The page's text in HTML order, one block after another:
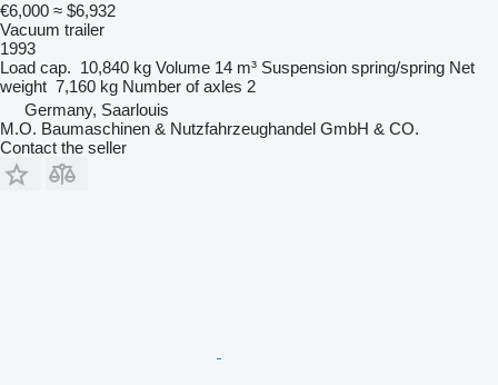
€6,000 ≈ $6,932
Vacuum trailer
1993
Load cap. 10,840 kg Volume 14 m³ Suspension spring/spring Net
weight 7,160 kg Number of axles 2
Germany, Saarlouis
M.O. Baumaschinen & Nutzfahrzeughandel GmbH & CO.
Contact the seller